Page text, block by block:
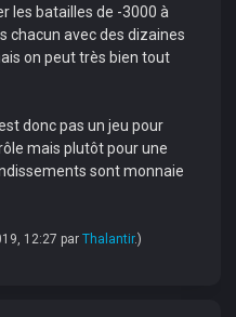
les batailles de -3000 à
chacun avec des dizaines
on peut très bien tout
donc pas un jeu pour
mais plutôt pour une
sont monnaie
12:27 par Thalantir.)